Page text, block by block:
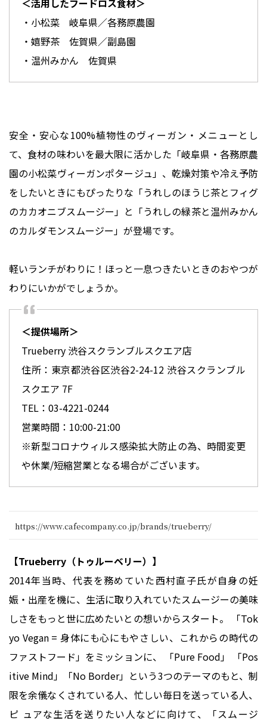
・小松菜 岐阜県／各務原農園
・嬉野茶 佐賀県／副島園
・温州みかん 佐賀県
安全・安心な100%植物性のヴィーガン・メニューとし
て、食材の味わいを最大限に活かした「岐阜県・各務原農
園の小松菜ヴィーガンポタージュ」、乾燥対策や冷え予防
をしたいときにもぴったりな「うれしのほうじ茶とフィグ
のカカオニブスムージー」と「うれしの緑茶と温州みかん
のカルダモンスムージー」が登場です。
軽いランチがわりに！ほっと一息つきたいときのおやつが
＜提供場所＞
Trueberry 渋谷スクランブルスクエア店
住所：東京都渋谷区渋谷2-24-12 渋谷スクランブル
スクエア 7F
TEL：03-4221-0244
営業時間：10:00-21:00
※新型コロナウィルス感染拡大防止の為、時間変更
や休業/短縮営業となる場合がございます。
https://www.cafecompany.co.jp/brands/trueberry/
【Trueberry（トゥルーベリー）】
2014年当時、代表を務めていた⻄村直子氏が自身の妊
娠・出産を機に、生活に取り入れていたスムージーの美味
しさをもっと世に広めたいとの想いからスタート。 「Tok
yo Vegan = 身体にも心にもやさしい、これからの時代の
ファストフード」をミッションに、 「Pure Food」 「Pos
itive Mind」「No Border」という3つのテーマのもと、制
限を余儀なくされている人、忙しい毎日を送っている人、
ピ ュアな生活を送りたい人などに向けて、「スムージ